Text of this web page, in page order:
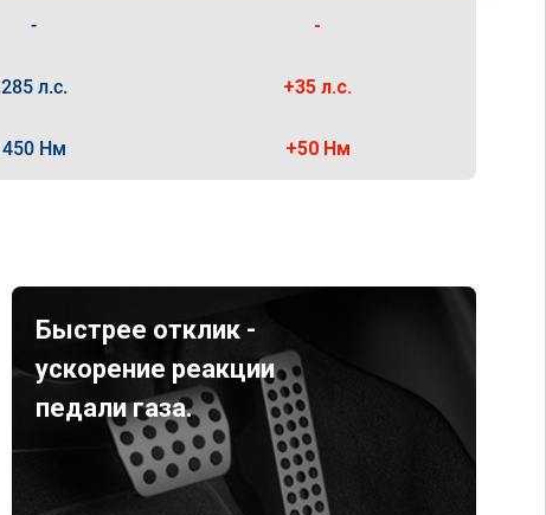
- -
285 л.с. +35 л.с.
450 Нм +50 Нм
Быстрее отклик -
ускорение реакции
педали газа.